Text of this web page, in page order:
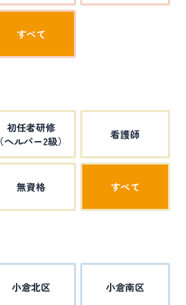
すべて
初任者研修
（ヘルパー2級）
看護師
無資格 すべて
小倉北区 小倉南区